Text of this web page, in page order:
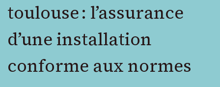
toulouse : l’assurance
d’une installation
conforme aux normes